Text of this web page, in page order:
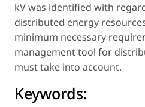
kV was identified with
distributed energy
minimum necessary
management tool for
must take into account.
Keywords: